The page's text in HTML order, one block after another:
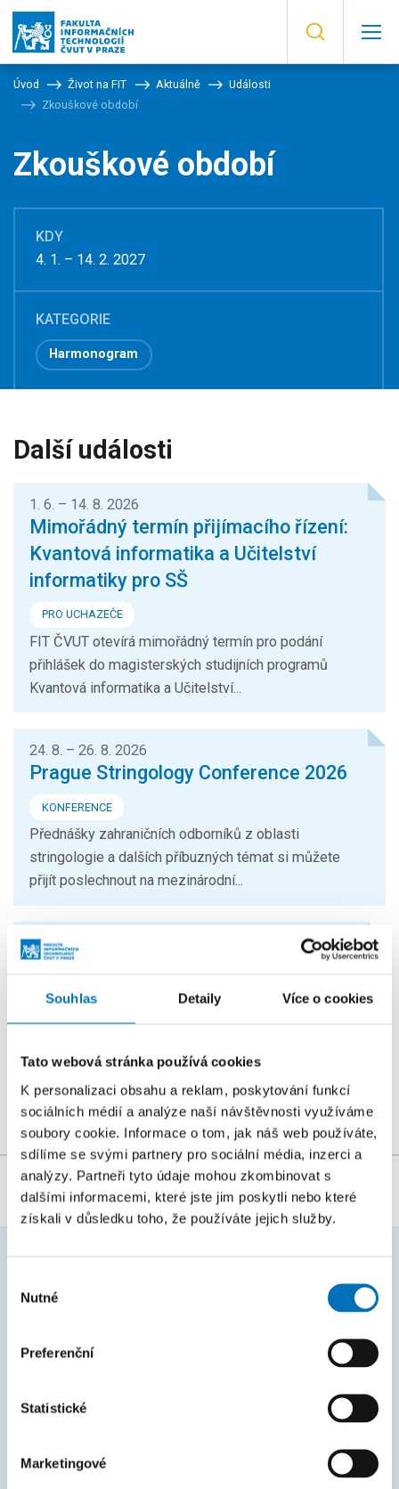
Souhlas Detaily Více o cookies
Tato webová stránka používá cookies
K personalizaci obsahu a reklam, poskytování funkcí
sociálních médií a analýze naší návštěvnosti využíváme
soubory cookie. Informace o tom, jak náš web používáte,
sdílíme se svými partnery pro sociální média, inzerci a
analýzy. Partneři tyto údaje mohou zkombinovat s
dalšími informacemi, které jste jim poskytli nebo které
získali v důsledku toho, že používáte jejich služby.
souhlasu
Nutné
Preferenční
Statistické
Marketingové
Úvod Život na FIT Aktuálně
Události
Zkouškové období
Zkouškové období
KDY
4. 1. – 14. 2. 2027
KATEGORIE
Harmonogram
Další události
1. 6. – 14. 8. 2026
Mimořádný termín přijímacího řízení:
Kvantová informatika a Učitelství
informatiky pro SŠ
PRO UCHAZEČE
FIT ČVUT otevírá mimořádný termín pro podání
přihlášek do magisterských studijních programů
Kvantová informatika a Učitelství...
24. 8. – 26. 8. 2026
Prague Stringology Conference 2026
KONFERENCE
Přednášky zahraničních odborníků z oblasti
stringologie a dalších příbuzných témat si můžete
přijít poslechnout na mezinárodní...
26. 8. – 27. 8. 2026
Summer Stringmasters 2026
KONFERENCE
StringMasters sdružuje výzkumné pracovníky v oblasti
Za obsah stránky zodpovídá:Bc. Veronika Dvořáková
Studijní oddělení